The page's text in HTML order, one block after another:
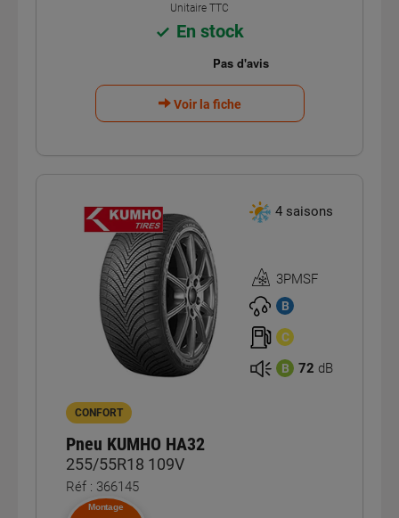
Unitaire TTC
En stock
Voir la fiche
4 saisons
Homologation
3PMSF
3PMSF
B
C
B 72 dB
CONFORT
Pneu KUMHO HA32
255/55R18 109V
Réf : 366145
Montage